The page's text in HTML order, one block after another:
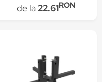
de la22.61RON